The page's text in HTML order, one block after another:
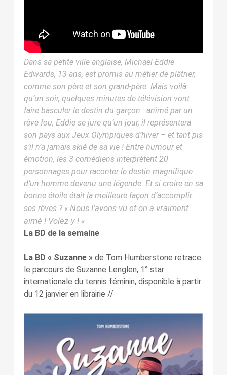
Dans sa petite ville anglaise, Michael-Eddie
Edwards, 13 ans, est promis au métier de plâtrier,
comme son père et son grand-père. Mais voilà
qu’un soir, quelques minutes de télévision vont
faire basculer le destin du garçon : animé par un
rêve fou, Eddie se jure qu’un jour, il représentera
son pays aux Jeux Olympiques d’hiver – et tant pis
s’il n’a jamais skié de sa vie ! Entre humour et
émotion, les 3 comédiens interprètent 20
personnages pour raconter le destin magnifique
d’un homme devenu une légende. Et si croire en sa
bonne étoile était la meilleure façon d’accomplir
ses rêves ? « Nous l’avons vu et on a vraiment
aimé ! Volez-y !«
La BD de la semaine
La BD « Suzanne »de Tom Humberstone retrace
le parcours de Suzanne Lenglen, 1° star
internationale du tennis féminin, disponible à partir
du 12 janvier en librairie //